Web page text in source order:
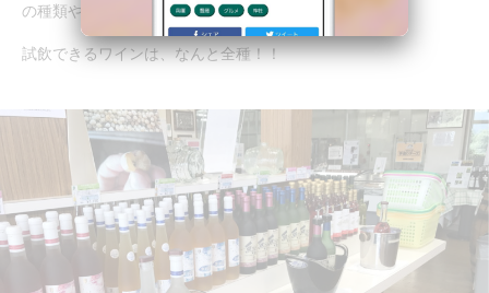
の種類や甘口・辛口でコーナーが分かれていました。
試飲できるワインは、なんと全種！！